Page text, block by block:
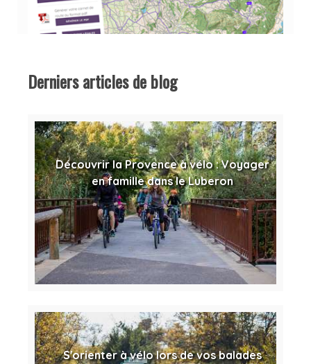
Derniers articles de blog
Découvrir la Provence à vélo : Voyager
en famille dans le Luberon
S'orienter à vélo lors de vos balades